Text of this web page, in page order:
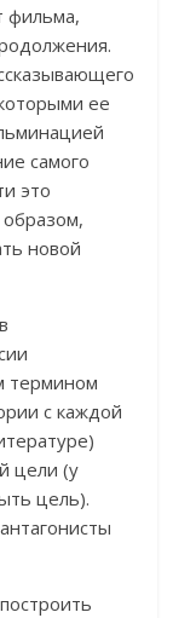
фильма,
ее
самого
это
новой
термином
с каждой
цели (у
цель).